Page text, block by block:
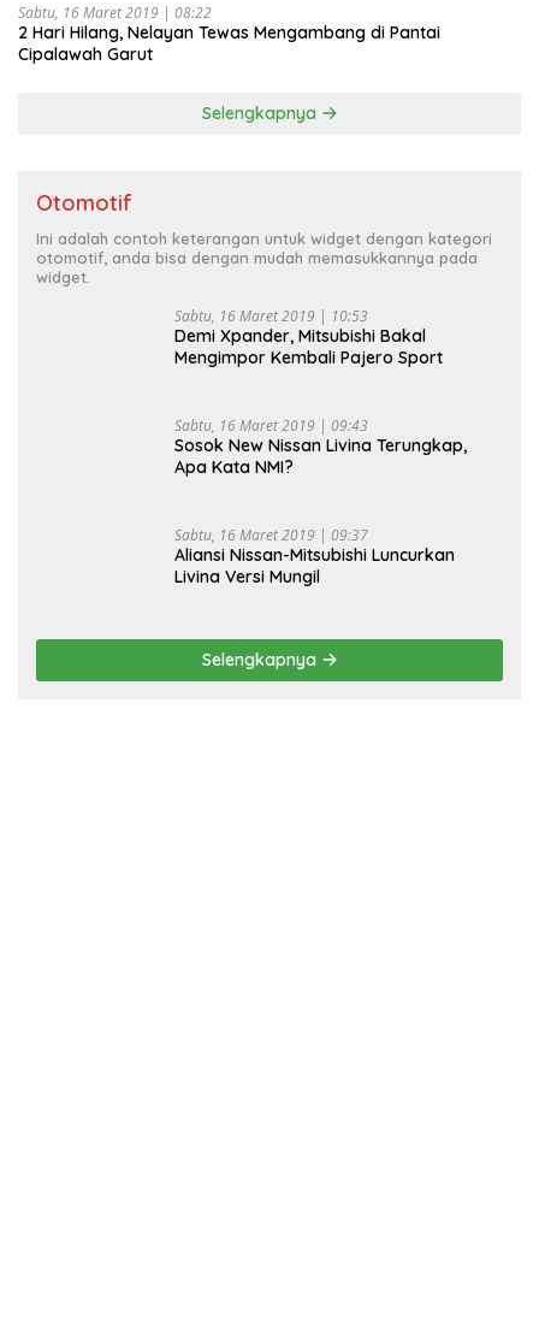
Sabtu, 16 Maret 2019 | 08:22
2 Hari Hilang, Nelayan Tewas Mengambang di Pantai
Cipalawah Garut
Selengkapnya
Otomotif
Ini adalah contoh keterangan untuk widget dengan kategori
otomotif, anda bisa dengan mudah memasukkannya pada
widget.
Sabtu, 16 Maret 2019 | 10:53
Demi Xpander, Mitsubishi Bakal
Mengimpor Kembali Pajero Sport
Sabtu, 16 Maret 2019 | 09:43
Sosok New Nissan Livina Terungkap,
Apa Kata NMI?
Sabtu, 16 Maret 2019 | 09:37
Aliansi Nissan-Mitsubishi Luncurkan
Livina Versi Mungil
Selengkapnya